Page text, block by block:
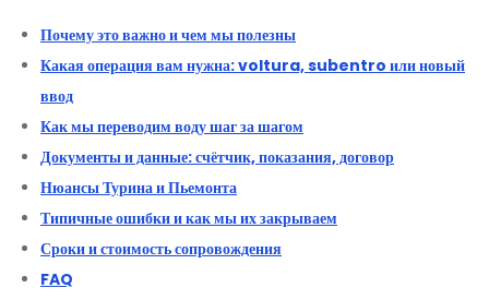
Почему это важно и чем мы полезны
Какая операция вам нужна: voltura, subentro или новый
ввод
Как мы переводим воду шаг за шагом
Документы и данные: счётчик, показания, договор
Нюансы Турина и Пьемонта
Типичные ошибки и как мы их закрываем
Сроки и стоимость сопровождения
FAQ